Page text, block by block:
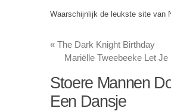
Waarschijnlijk de leukste site van
« The Dark Knight Birthday
Mariëlle Tweebeeke Let
Stoere Mannen
Een Dansje